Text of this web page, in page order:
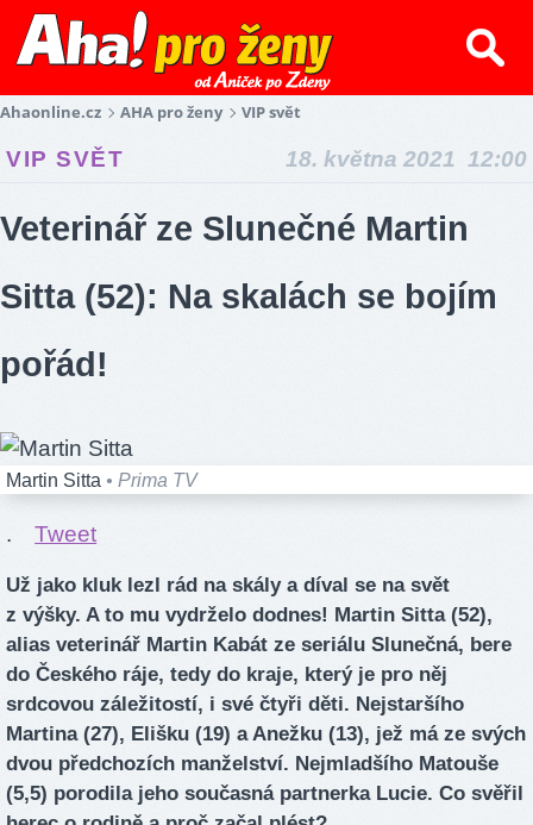
Ahaonline.cz AHA pro ženy VIP svět
18. května 2021 12:00
VIP SVĚT
Veterinář ze Slunečné Martin
Sitta (52): Na skalách se bojím
pořád!
Martin Sitta • Prima TV
. Tweet
Už jako kluk lezl rád na skály a díval se na svět
z výšky. A to mu vydrželo dodnes! Martin Sitta (52),
alias veterinář Martin Kabát ze seriálu Slunečná, bere
do Českého ráje, tedy do kraje, který je pro něj
srdcovou záležitostí, i své čtyři děti. Nejstaršího
Martina (27), Elišku (19) a Anežku (13), jež má ze svých
dvou předchozích manželství. Nejmladšího Matouše
(5,5) porodila jeho současná partnerka Lucie. Co svěřil